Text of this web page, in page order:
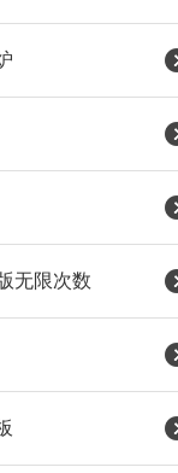
无限次数